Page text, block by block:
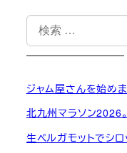
検
索
ジャム屋さんを始め
北九州マラソン2026
生ベルガモットでシ